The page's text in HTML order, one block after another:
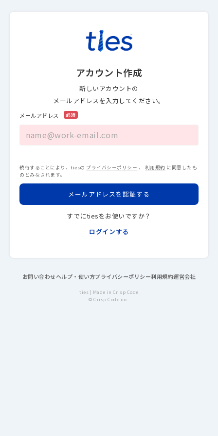
アカウント作成
新しいアカウントの
メールアドレスを入力してください。
メールアドレス
続行することにより、tiesの プライバシーポリシー 、 利用規約 に同意したも
のとみなされます。
メールアドレスを認証する
すでにtiesをお使いですか？
ログインする
お問い合わせヘルプ・使い方プライバシーポリシー利用規約運営会社
ties | Made in Crisp Code
© Crisp Code inc.